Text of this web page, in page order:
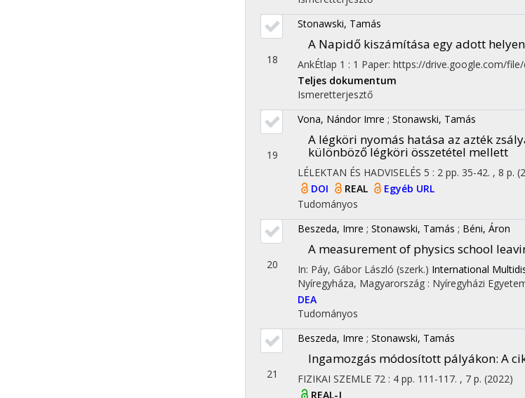
18
Stonawski, Tamás
A Napidő kiszámítása egy adott
AnkÉtlap 1 : 1 Paper: https://drive.google.com/
Teljes dokumentum
Ismeretterjesztő
19
Vona, Nándor Imre ; Stonawski, Tamás
A légköri nyomás hatása az azték
különböző légköri összetétel mellett
LÉLEKTAN ÉS HADVISELÉS 5 : 2 pp. 35-42. , 8 p.
DOI
REAL
Egyéb URL
Tudományos
20
Beszeda, Imre ; Stonawski, Tamás ; Béni, Áron
A measurement of physics school
In: Páy, Gábor László (szerk.) International
Nyíregyháza, Magyarország : Nyíregyházi
DEA
Tudományos
21
Beszeda, Imre ; Stonawski, Tamás
Ingamozgás módosított pályákon: A
FIZIKAI SZEMLE 72 : 4 pp. 111-117. , 7 p. (2022)
REAL-J